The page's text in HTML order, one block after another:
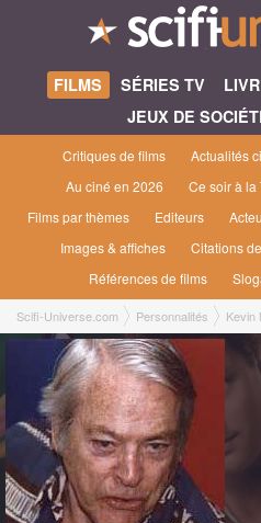
FILMS SÉRIES TV
JEUX DE
Critiques de films Actualités
Au ciné en 2026
Ce soir à la
Films par thèmes
Editeurs
Images & affiches
Citations
Références de films
Scifi-Universe.com Personnalités Kevin